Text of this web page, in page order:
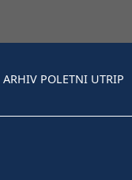
ARHIV POLETNI UTRIP